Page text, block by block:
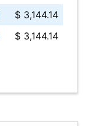
$ 3,144.14
$ 3,144.14